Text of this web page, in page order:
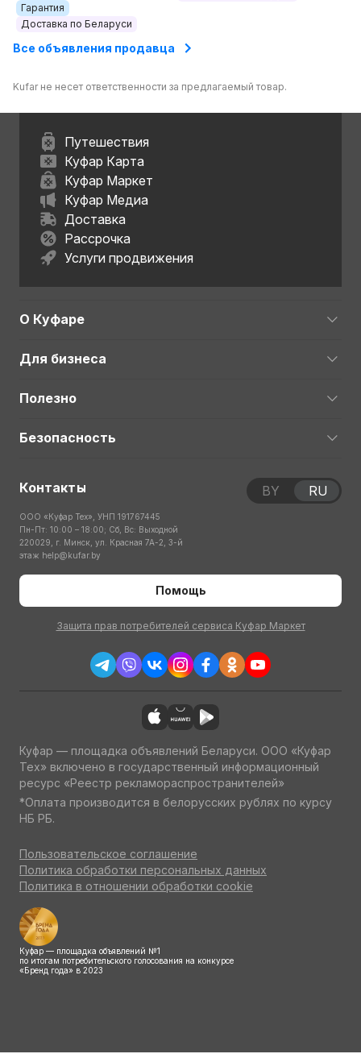
Гарантия
Доставка по Беларуси
Все объявления продавца
Kufar не несет ответственности за предлагаемый товар.
Путешествия
Куфар Карта
Куфар Маркет
Куфар Медиа
Доставка
Рассрочка
Услуги продвижения
О Куфаре
Для бизнеса
Полезно
Безопасность
Контакты
ООО «Куфар Тех», УНП 191767445
Пн-Пт: 10:00 – 18:00; Сб, Вс: Выходной
220029, г. Минск, ул. Красная 7А-2, 3-й
этаж help@kufar.by
Помощь
Защита прав потребителей сервиса Куфар Маркет
BY RU
Куфар — площадка объявлений Беларуси. ООО «Куфар
Тех» включено в государственный информационный
ресурс «Реестр рекламораспространителей»
*Оплата производится в белорусских рублях по курсу
НБ РБ.
Пользовательское соглашение
Политика обработки персональных данных
Политика в отношении обработки cookie
Куфар — площадка объявлений №1
по итогам потребительского голосования на конкурсе
«Бренд года» в 2023